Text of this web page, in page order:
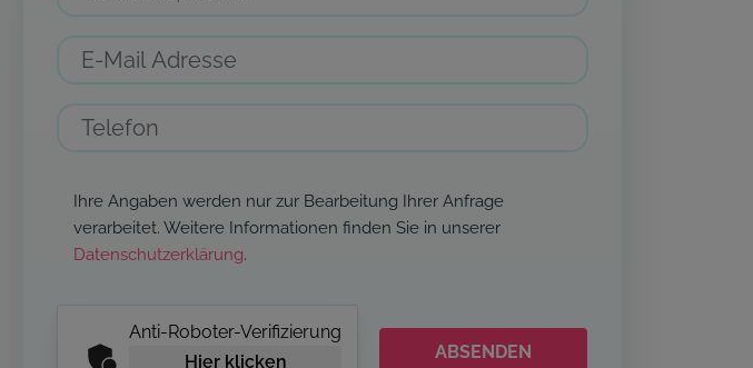
Ihre Angaben werden nur zur Bearbeitung Ihrer Anfrage
verarbeitet. Weitere Informationen finden Sie in unserer
Datenschutzerklärung.
Anti-Roboter-Verifizierung
Hier klicken
ABSENDEN